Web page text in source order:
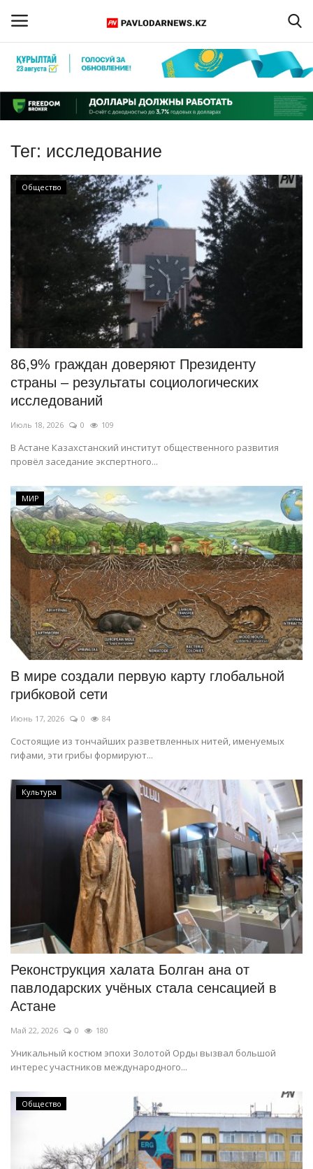
Регистрация
Главная
Обратная связь
ПАВЛОДАРСКАЯ ОБЛАСТЬ
КАЗАХСТАН
МИР
СПЕЦПРОЕКТЫ
СПОРТ
Чек-лист
РАЗВЛЕЧЕНИЯ
OFFICIAL
Язык
Қазақша Русский
Тег: исследование
Общество
86,9% граждан доверяют Президенту
страны – результаты социологических
исследований
Июль 18, 2026 0 109
В Астане Казахстанский институт общественного развития
провёл заседание экспертного...
МИР
В мире создали первую карту глобальной
грибковой сети
Июнь 17, 2026 0 84
Состоящие из тончайших разветвленных нитей, именуемых
гифами, эти грибы формируют...
Культура
Реконструкция халата Болган ана от
павлодарских учёных стала сенсацией в
Астане
Май 22, 2026 0 180
Уникальный костюм эпохи Золотой Орды вызвал большой
интерес участников международного...
Общество